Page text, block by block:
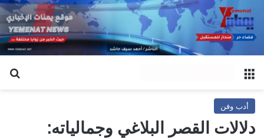
أدب وفن
دلالات القصر البلاغي وجمالياته: